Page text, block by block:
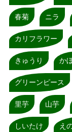
春菊 ニラ
カリフラワー
きゅうり か
グリーンピース
里芋 山芋
しいたけ え